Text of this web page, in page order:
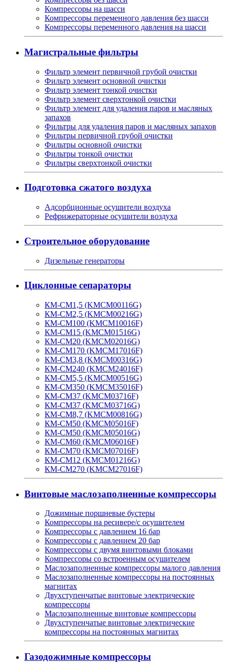
Компрессоры на шасси
Компрессоры переменного давления без шасси
Компрессоры переменного давления на шасси
Магистральные фильтры
Фильтр элемент первичной грубой очистки
Фильтр элемент основной очистки
Фильтр элемент тонкой очистки
Фильтр элемент сверхтонкой очистки
Фильтр элемент для удаления паров и масляных
запахов
Фильтры для удаления паров и масляных запахов
Фильтры первичной грубой очистки
Фильтры основной очистки
Фильтры тонкой очистки
Фильтры сверхтонкой очистки
Подготовка сжатого воздуха
Адсорбционные осушители воздуха
Рефрижераторные осушители воздуха
Строительное оборудование
Дизельные генераторы
Циклонные сепараторы
КМ-СМ1,5 (KMCM00116G)
КМ-СМ2,5 (KMCM00216G)
КМ-СМ100 (KMCM10016F)
КМ-СМ15 (KMCM01516G)
КМ-СМ20 (KMCM02016G)
КМ-СМ170 (KMCM17016F)
КМ-СМ3,8 (KMCM00316G)
КМ-СМ240 (KMCM24016F)
КМ-СМ5,5 (KMCM00516G)
КМ-СМ350 (KMCM35016F)
КМ-СМ37 (KMCM03716F)
КМ-СМ37 (KMCM03716G)
КМ-СМ8,7 (KMCM00816G)
КМ-СМ50 (KMCM05016F)
КМ-СМ50 (KMCM05016G)
КМ-СМ60 (KMCM06016F)
КМ-СМ70 (KMCM07016F)
КМ-СМ12 (KMCM01216G)
КМ-СМ270 (KMCM27016F)
Винтовые маслозаполненные компрессоры
Дожимные поршневые бустеры
Компрессоры на ресивере/с осушителем
Компрессоры с давлением 16 бар
Компрессоры с давлением 20 бар
Компрессоры с двумя винтовыми блоками
Компрессоры со встроенным осушителем
Маслозаполненные компрессоры малого давления
Маслозаполненные компрессоры на постоянных
магнитах
Двухступенчатые винтовые электрические
компрессоры
Маслозаполненные винтовые компрессоры
Двухступенчатые винтовые электрические
компрессоры на постоянных магнитах
Газодожимные компрессоры